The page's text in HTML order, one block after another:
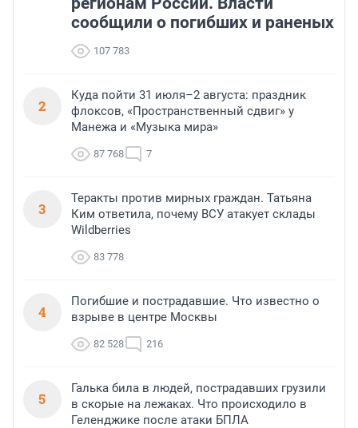
сообщили о погибших и раненых
107 783
2
Куда пойти 31 июля–2 августа: праздник
флоксов, «Пространственный сдвиг» у
Манежа и «Музыка мира»
87 768 7
3
Теракты против мирных граждан. Татьяна
Ким ответила, почему ВСУ атакует склады
Wildberries
83 778
4
Погибшие и пострадавшие. Что известно о
взрыве в центре Москвы
82 528 216
5
Галька била в людей, пострадавших грузили
в скорые на лежаках. Что происходило в
Геленджике после атаки БПЛА